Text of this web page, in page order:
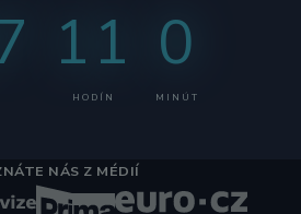
11
HODÍN
0
MINÚT
NÁS Z MÉDIÍ